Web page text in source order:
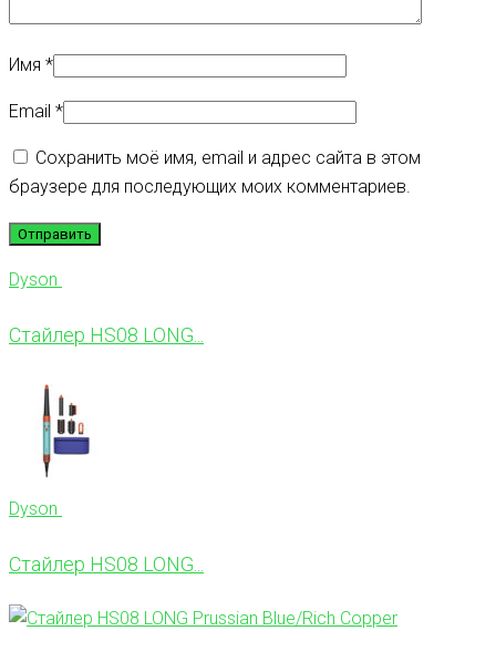
Имя *
Email *
Сохранить моё имя, email и адрес сайта в этом
браузере для последующих моих комментариев.
Dyson
Стайлер HS08 LONG...
Dyson
Стайлер HS08 LONG...